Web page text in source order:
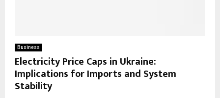
Business
Electricity Price Caps in Ukraine:
Implications for Imports and System
Stability